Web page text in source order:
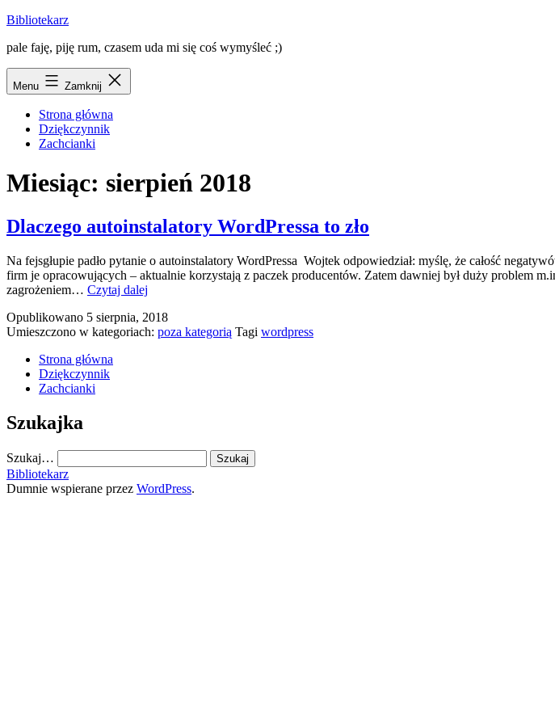
Przejdź
treści
Bibliotekarz
pale faję, piję rum, czasem uda mi się coś wymyśleć ;)
Menu Zamknij
Strona główna
Dziękczynnik
Zachcianki
Miesiąc: sierpień 2018
Dlaczego autoinstalatory WordPressa to zło
Na fejsgłupie padło pytanie o autoinstalatory WordPressa Wojtek odpowiedział: myślę, że całość
firm je opracowujących – aktualnie korzystają z paczek producentów. Zatem dawniej był duży problem
zagrożeniem… Czytaj dalej
WordPressa
to
Opublikowano 5 sierpnia, 2018
Umieszczono w kategoriach: poza kategorią Tagi wordpress
Strona główna
Dziękczynnik
Zachcianki
Szukajka
Szukaj…
Bibliotekarz
Dumnie wspierane przez WordPress.